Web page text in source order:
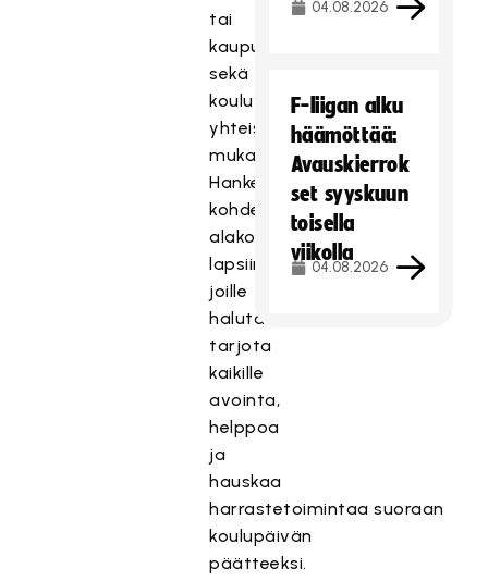
tai
kaupunkisektoria,
sekä
kouluympäristöä
yhteistyöhön
mukaan.
Hanke
kohdentuu
alakouluikäisiin
lapsiin,
joille
halutaan
tarjota
kaikille
avointa,
helppoa
ja
hauskaa
harrastetoimintaasuoraan
koulupäivän
päätteeksi.
04.08.2026
F-liigan alku
häämöttää:
Avauskierrok
set syyskuun
toisella
viikolla
04.08.2026